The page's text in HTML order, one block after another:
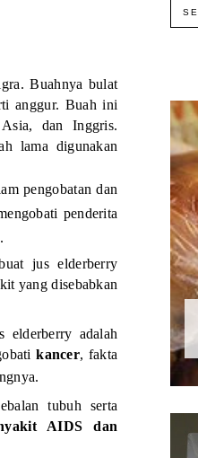
Buahnya bulat
anggur. Buah ini
dan Inggris.
lama digunakan
pengobatan dan
penderita
jus elderberry
yang disebabkan
elderberry adalah
kancer, fakta
tubuh serta
AIDS dan